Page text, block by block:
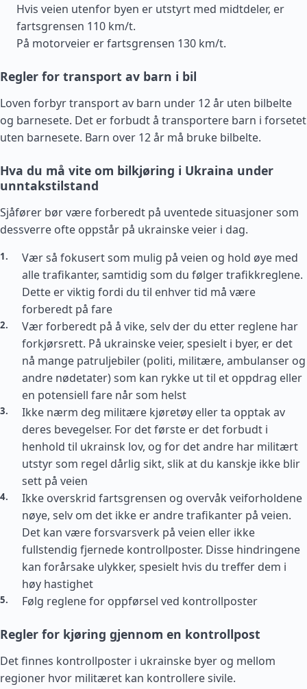
Hvis veien utenfor byen er utstyrt med midtdeler, er
fartsgrensen 110 km/t.
På motorveier er fartsgrensen 130 km/t.
Regler for transport av barn i bil
Loven forbyr transport av barn under 12 år uten bilbelte
og barnesete. Det er forbudt å transportere barn i forsetet
uten barnesete. Barn over 12 år må bruke bilbelte.
Hva du må vite om bilkjøring i Ukraina under
unntakstilstand
Sjåfører bør være forberedt på uventede situasjoner som
dessverre ofte oppstår på ukrainske veier i dag.
Vær så fokusert som mulig på veien og hold øye med
alle trafikanter, samtidig som du følger trafikkreglene.
Dette er viktig fordi du til enhver tid må være
forberedt på fare
Vær forberedt på å vike, selv der du etter reglene har
forkjørsrett. På ukrainske veier, spesielt i byer, er det
nå mange patruljebiler (politi, militære, ambulanser og
andre nødetater) som kan rykke ut til et oppdrag eller
en potensiell fare når som helst
Ikke nærm deg militære kjøretøy eller ta opptak av
deres bevegelser. For det første er det forbudt i
henhold til ukrainsk lov, og for det andre har militært
utstyr som regel dårlig sikt, slik at du kanskje ikke blir
sett på veien
Ikke overskrid fartsgrensen og overvåk veiforholdene
nøye, selv om det ikke er andre trafikanter på veien.
Det kan være forsvarsverk på veien eller ikke
fullstendig fjernede kontrollposter. Disse hindringene
kan forårsake ulykker, spesielt hvis du treffer dem i
høy hastighet
Følg reglene for oppførsel ved kontrollposter
Regler for kjøring gjennom en kontrollpost
Det finnes kontrollposter i ukrainske byer og mellom
regioner hvor militæret kan kontrollere sivile.